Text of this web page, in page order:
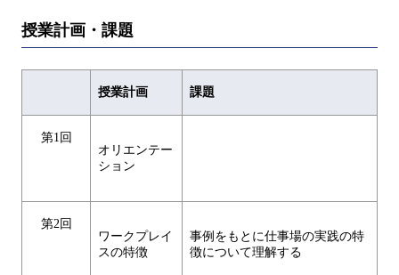
授業計画・課題
授業計画 課題
第1回
オリエンテー
ション
第2回
ワークプレイ
スの特徴
事例をもとに仕事場の実践の特
徴について理解する